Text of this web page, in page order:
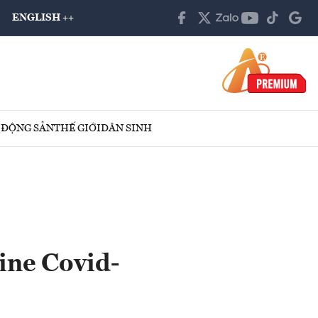
ENGLISH ++
SẢNTHẾ GIỚIDÂN SINH
Covid-